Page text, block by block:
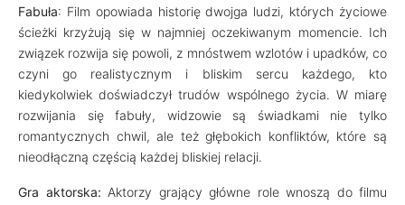
Fabuła: Film opowiada historię dwojga ludzi, których życiowe
ścieżki krzyżują się w najmniej oczekiwanym momencie. Ich
związek rozwija się powoli, z mnóstwem wzlotów i upadków, co
czyni go realistycznym i bliskim sercu każdego, kto
kiedykolwiek doświadczył trudów wspólnego życia. W miarę
rozwijania się fabuły, widzowie są świadkami nie tylko
romantycznych chwil, ale też głębokich konfliktów, które są
nieodłączną częścią każdej bliskiej relacji.
Gra aktorska: Aktorzy grający główne role wnoszą do filmu